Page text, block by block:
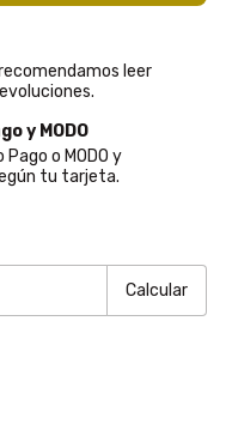
leer
y MODO
o MODO y
tu tarjeta.
Calcular